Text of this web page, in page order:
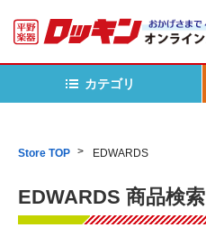
カテゴリ
Store TOP EDWARDS
EDWARDS 商品検索